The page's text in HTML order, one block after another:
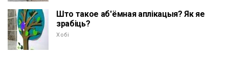
Што такое аб'ёмная аплікацыя? Як яе
зрабіць?
Хобі